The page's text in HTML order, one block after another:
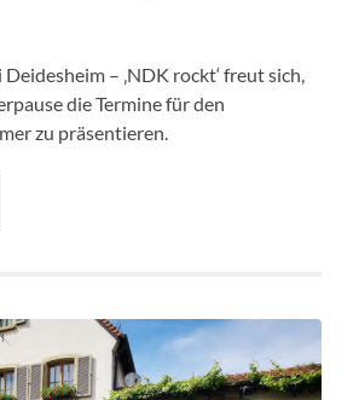
– ‚NDK rockt‘ freut sich,
die Termine für den
zu präsentieren.